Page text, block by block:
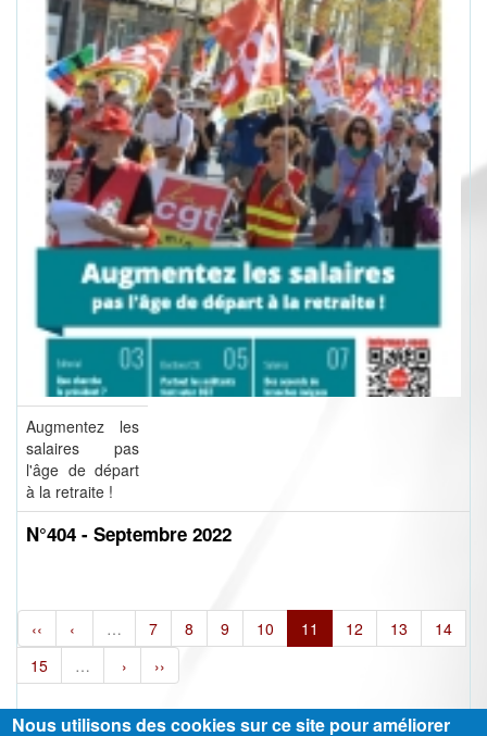
Augmentez les
salaires pas
l'âge de départ
à la retraite !
N°404 - Septembre 2022
‹‹ ‹ … 7 8 9 10 11 12 13
14
15
… › ››
Nous utilisons des cookies sur ce site pour améliorer